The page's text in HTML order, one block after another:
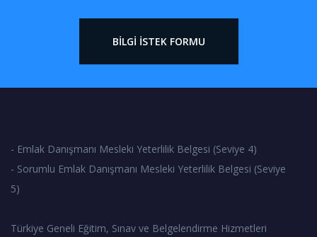
BILGI İSTEK FORMU
- Emlak Danışmanı Mesleki Yeterlilik Belgesi (Seviye 4)
- Sorumlu Emlak Danışmanı Mesleki Yeterlilik Belgesi (Seviye
5)
Türkiye Geneli Eğitim, Sınav ve Belgelendirme Hizmetleri